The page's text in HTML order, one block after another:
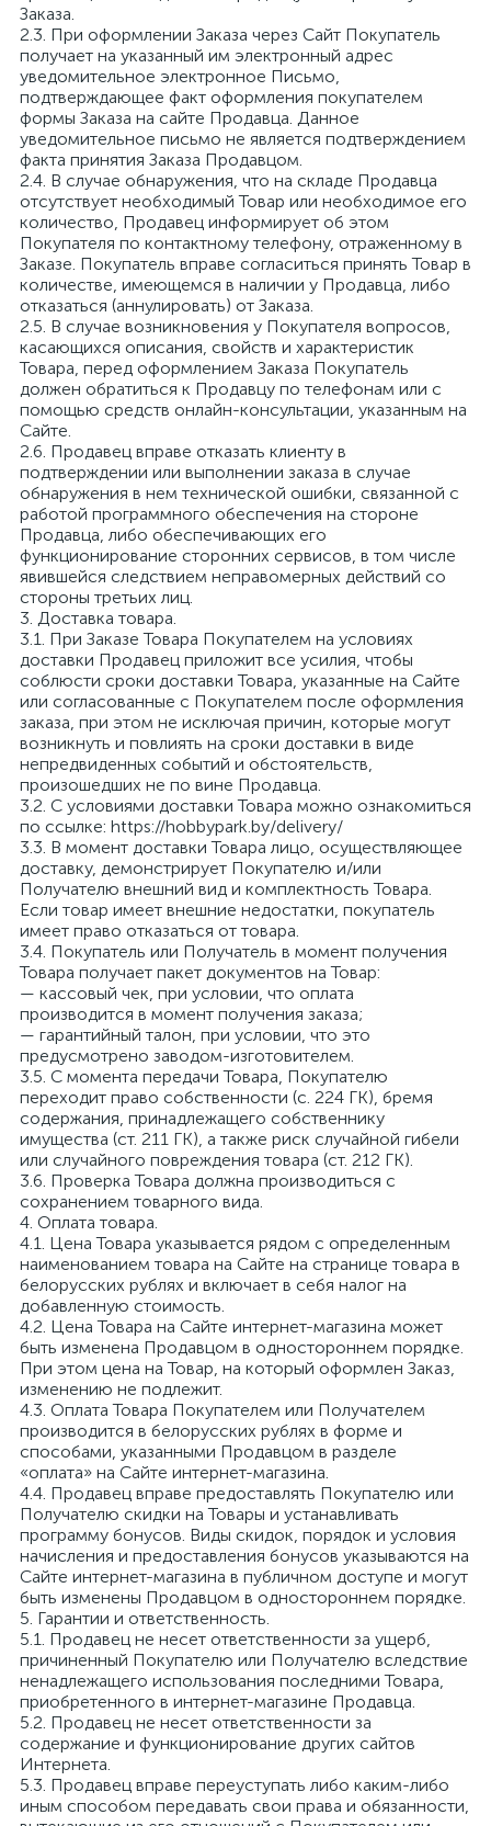
Заказа.
2.3. При оформлении Заказа через Сайт Покупатель
получает на указанный им электронный адрес
уведомительное электронное Письмо,
подтверждающее факт оформления покупателем
формы Заказа на сайте Продавца. Данное
уведомительное письмо не является подтверждением
факта принятия Заказа Продавцом.
2.4. В случае обнаружения, что на складе Продавца
отсутствует необходимый Товар или необходимое его
количество, Продавец информирует об этом
Покупателя по контактному телефону, отраженному в
Заказе. Покупатель вправе согласиться принять Товар в
количестве, имеющемся в наличии у Продавца, либо
отказаться (аннулировать) от Заказа.
2.5. В случае возникновения у Покупателя вопросов,
касающихся описания, свойств и характеристик
Товара, перед оформлением Заказа Покупатель
должен обратиться к Продавцу по телефонам или с
помощью средств онлайн-консультации, указанным на
Сайте.
2.6. Продавец вправе отказать клиенту в
подтверждении или выполнении заказа в случае
обнаружения в нем технической ошибки, связанной с
работой программного обеспечения на стороне
Продавца, либо обеспечивающих его
функционирование сторонних сервисов, в том числе
явившейся следствием неправомерных действий со
стороны третьих лиц.
3. Доставка товара.
3.1. При Заказе Товара Покупателем на условиях
доставки Продавец приложит все усилия, чтобы
соблюсти сроки доставки Товара, указанные на Сайте
или согласованные с Покупателем после оформления
заказа, при этом не исключая причин, которые могут
возникнуть и повлиять на сроки доставки в виде
непредвиденных событий и обстоятельств,
произошедших не по вине Продавца.
3.2. С условиями доставки Товара можно ознакомиться
по ссылке: https://hobbypark.by/delivery/
3.3. В момент доставки Товара лицо, осуществляющее
доставку, демонстрирует Покупателю и/или
Получателю внешний вид и комплектность Товара.
Если товар имеет внешние недостатки, покупатель
имеет право отказаться от товара.
3.4. Покупатель или Получатель в момент получения
Товара получает пакет документов на Товар:
— кассовый чек, при условии, что оплата
производится в момент получения заказа;
— гарантийный талон, при условии, что это
предусмотрено заводом-изготовителем.
3.5. С момента передачи Товара, Покупателю
переходит право собственности (с. 224 ГК), бремя
содержания, принадлежащего собственнику
имущества (ст. 211 ГК), а также риск случайной гибели
или случайного повреждения товара (ст. 212 ГК).
3.6. Проверка Товара должна производиться с
сохранением товарного вида.
4. Оплата товара.
4.1. Цена Товара указывается рядом с определенным
наименованием товара на Сайте на странице товара в
белорусских рублях и включает в себя налог на
добавленную стоимость.
4.2. Цена Товара на Сайте интернет-магазина может
быть изменена Продавцом в одностороннем порядке.
При этом цена на Товар, на который оформлен Заказ,
изменению не подлежит.
4.3. Оплата Товара Покупателем или Получателем
производится в белорусских рублях в форме и
способами, указанными Продавцом в разделе
«оплата» на Сайте интернет-магазина.
4.4. Продавец вправе предоставлять Покупателю или
Получателю скидки на Товары и устанавливать
программу бонусов. Виды скидок, порядок и условия
начисления и предоставления бонусов указываются на
Сайте интернет-магазина в публичном доступе и могут
быть изменены Продавцом в одностороннем порядке.
5. Гарантии и ответственность.
5.1. Продавец не несет ответственности за ущерб,
причиненный Покупателю или Получателю вследствие
ненадлежащего использования последними Товара,
приобретенного в интернет-магазине Продавца.
5.2. Продавец не несет ответственности за
содержание и функционирование других сайтов
Интернета.
5.3. Продавец вправе переуступать либо каким-либо
иным способом передавать свои права и обязанности,